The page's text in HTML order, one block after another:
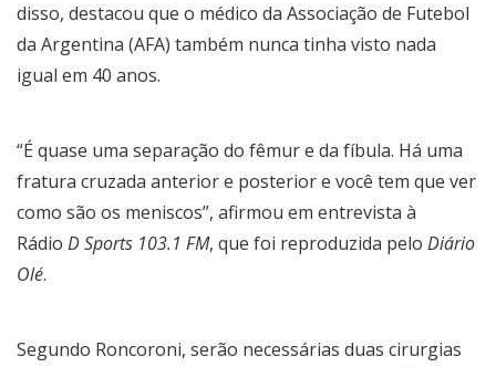
disso, destacou que o médico da Associação de Futebol
da Argentina (AFA) também nunca tinha visto nada
igual em 40 anos.
“É quase uma separação do fêmur e da fíbula. Há uma
fratura cruzada anterior e posterior e você tem que ver
como são os meniscos”, afirmou em entrevista à
Rádio D Sports 103.1 FM, que foi reproduzida pelo Diário
Olé.
Segundo Roncoroni, serão necessárias duas cirurgias